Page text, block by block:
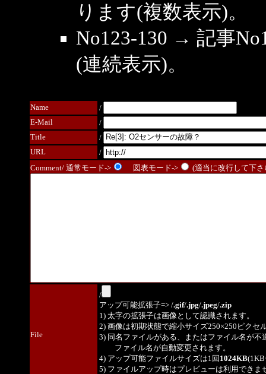
ります(複数表示)。
No123-130 → 記事
(連続表示)。
Name
/
E-Mail
/
Title
/
URL
/
Comment/ 通常モード->
図表モード-> (適当に改行して下
File
/
アップ可能拡張子=> /.gif/.jpg/.jpeg/.zip
1) 太字の拡張子は画像として認識されます。
2) 画像は初期状態で縮小サイズ250×250ピクセ
3) 同名ファイルがある、またはファイル名が不
ファイル名が自動変更されます。
4) アップ可能ファイルサイズは1回 1024KB
5) ファイルアップ時はプレビューは利用できま